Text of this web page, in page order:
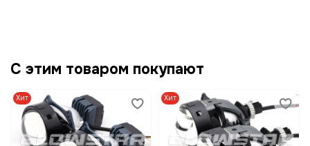
С этим товаром покупают
Хит Хит